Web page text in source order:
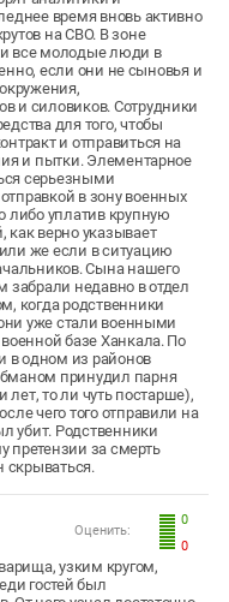
время вновь активно
на СВО. В зоне
все молодые люди в
если они не сыновья и
и силовиков. Сотрудники
для того, чтобы
и отправиться на
и пытки. Элементарное
серьезными
в зону военных
либо уплатив крупную
верно указывает
же если в ситуацию
Сына нашего
забрали недавно в отдел
когда родственники
уже стали военными
базе Ханкала. По
в одном из районов
принудил парня
лет, то ли чуть постарше),
чего того отправили на
убит. Родственники
претензии за смерть
скрываться.
0
0
Оценить:
узким кругом,
гостей был